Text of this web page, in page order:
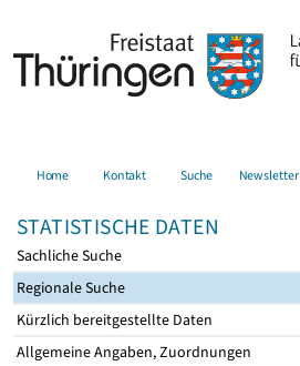
Home Kontakt Suche Newsletter
STATISTISCHE DATEN
Sachliche Suche
Regionale Suche
Kürzlich bereitgestellte Daten
Allgemeine Angaben, Zuordnungen